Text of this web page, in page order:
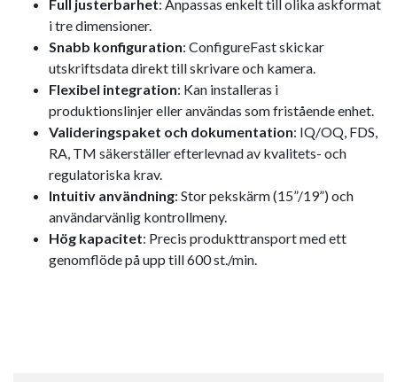
Full justerbarhet: Anpassas enkelt till olika askformat
i tre dimensioner.
Snabb konfiguration: ConfigureFast skickar
utskriftsdata direkt till skrivare och kamera.
Flexibel integration: Kan installeras i
produktionslinjer eller användas som fristående enhet.
Valideringspaket och dokumentation: IQ/OQ, FDS,
RA, TM säkerställer efterlevnad av kvalitets- och
regulatoriska krav.
Intuitiv användning: Stor pekskärm (15”/19”) och
användarvänlig kontrollmeny.
Hög kapacitet: Precis produkttransport med ett
genomflöde på upp till 600 st./min.